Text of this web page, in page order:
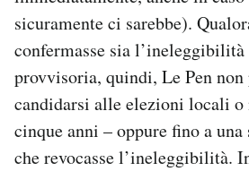
sicuramente ci sarebbe).
confermasse sia l’ineleggibilità
provvisoria, quindi, Le Pen non
candidarsi alle elezioni locali o
cinque anni – oppure fino a una
che revocasse l’ineleggibilità.